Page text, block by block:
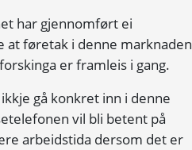
har gjennomført ei
at føretak i denne marknaden
er framleis i gang.
gå konkret inn i denne
vil bli betent på
arbeidstida dersom det er